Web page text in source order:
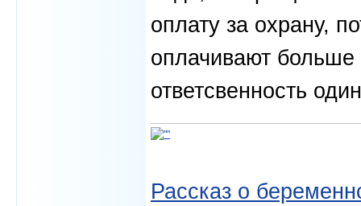
оплату за охрану,
оплачивают
ответсвенность
Рассказ о